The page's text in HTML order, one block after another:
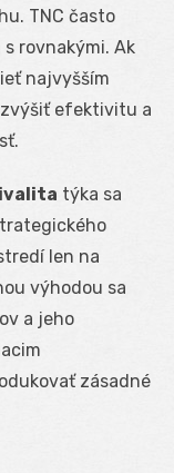
TNC často
rovnakými. Ak
najvyšším
efektivitu a
týka sa
len na
výhodou sa
a jeho
zásadné